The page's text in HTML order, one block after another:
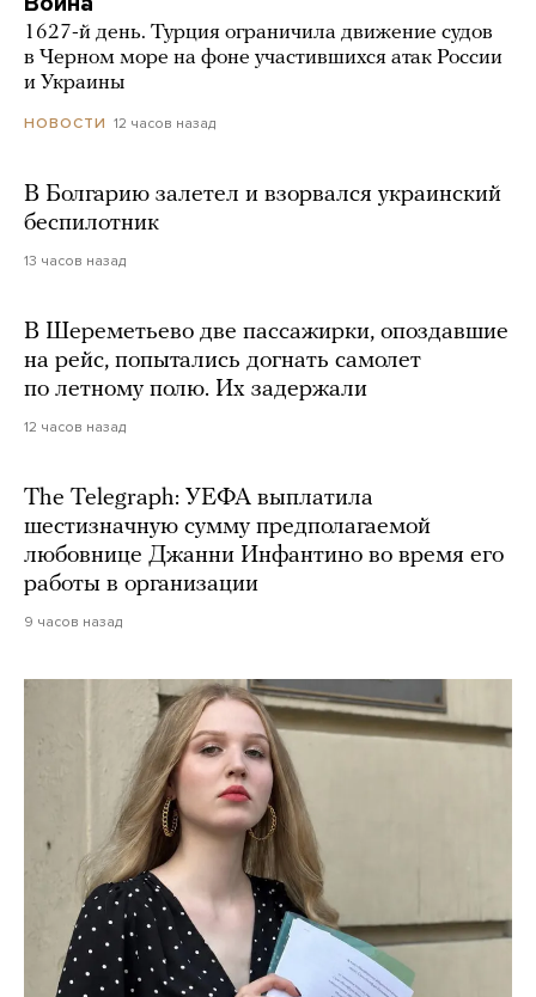
1627-й день. Турция ограничила движение судов
в Черном море на фоне участившихся атак России
и Украины
НОВОСТИ 12 часов назад
В Болгарию залетел и взорвался украинский
беспилотник
13 часов назад
В Шереметьево две пассажирки, опоздавшие
на рейс, попытались догнать самолет
по летному полю. Их задержали
12 часов назад
The Telegraph: УЕФА выплатила
шестизначную сумму предполагаемой
любовнице Джанни Инфантино во время его
работы в организации
9 часов назад